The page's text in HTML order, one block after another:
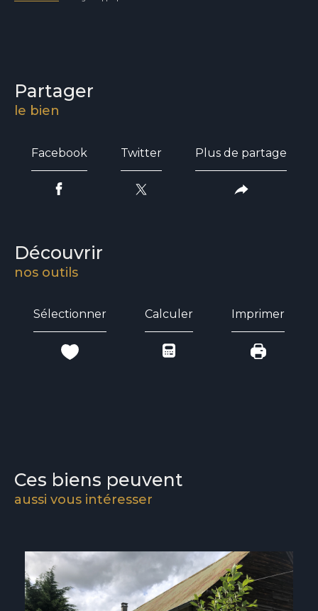
partager
le bien
Facebook Twitter Plus de partage
découvrir
nos outils
Sélectionner Calculer Imprimer
Ces biens peuvent
aussi vous intéresser